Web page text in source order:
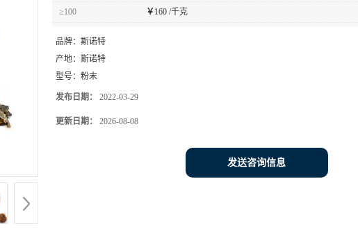
≥100 ￥ 160 /千克
品牌： 斯诺特
产地： 斯诺特
型号： 粉末
发布日期： 2022-03-29
更新日期： 2026-08-08
发送咨询信息